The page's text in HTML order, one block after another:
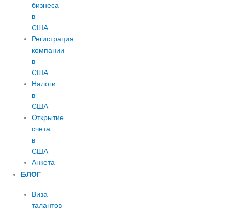
бизнеса
в
США
Регистрация
компании
в
США
Налоги
в
США
Открытие
счета
в
США
Анкета
БЛОГ
Виза
талантов